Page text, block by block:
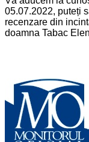
05.07.2022, puteți
recenzare din
doamna Tabac